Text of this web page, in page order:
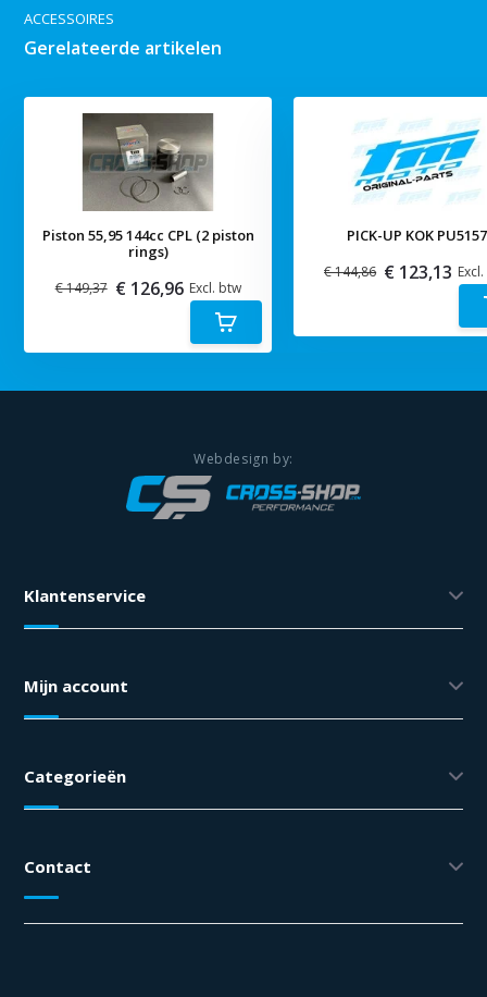
ACCESSOIRES
Gerelateerde artikelen
Piston 55,95 144cc CPL (2 piston
rings)
€ 149,37 € 126,96 Excl. btw
PICK-UP KOK PU5157
€ 144,86 € 123,13
Klantenservice
Mijn account
Categorieën
Contact